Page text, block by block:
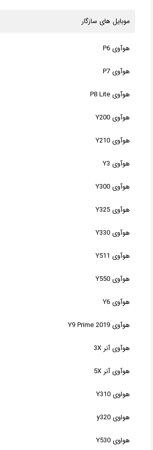
موبایل های سازگار
هوآوی P6
هوآوی P7
هوآوی P8 Lite
هوآوی Y200
هوآوی Y210
هوآوی Y3
هوآوی Y300
هوآوی Y325
هوآوی Y330
هوآوی Y511
هوآوی Y550
هوآوی Y6
هوآوی Y9 Prime 2019
هوآوی آنر 3X
هوآوی آنر 5X
هواوی Y310
هواوی y320
هواوی Y530